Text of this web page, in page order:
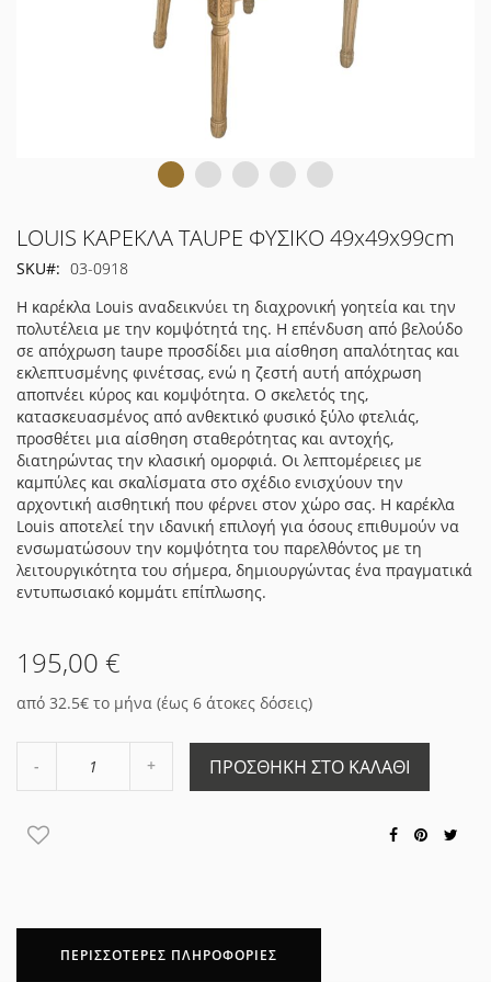
Μετάβαση
αρχή
της
συλλογής
εικόνων
LOUIS ΚΑΡΕΚΛΑ TAUPE ΦΥΣΙΚΟ 49x49x99cm
SKU
03-0918
Η καρέκλα Louis αναδεικνύει τη διαχρονική γοητεία και την
πολυτέλεια με την κομψότητά της. Η επένδυση από βελούδο
σε απόχρωση taupe προσδίδει μια αίσθηση απαλότητας και
εκλεπτυσμένης φινέτσας, ενώ η ζεστή αυτή απόχρωση
αποπνέει κύρος και κομψότητα. Ο σκελετός της,
κατασκευασμένος από ανθεκτικό φυσικό ξύλο φτελιάς,
προσθέτει μια αίσθηση σταθερότητας και αντοχής,
διατηρώντας την κλασική ομορφιά. Οι λεπτομέρειες με
καμπύλες και σκαλίσματα στο σχέδιο ενισχύουν την
αρχοντική αισθητική που φέρνει στον χώρο σας. Η καρέκλα
Louis αποτελεί την ιδανική επιλογή για όσους επιθυμούν να
ενσωματώσουν την κομψότητα του παρελθόντος με τη
λειτουργικότητα του σήμερα, δημιουργώντας ένα πραγματικά
εντυπωσιακό κομμάτι επίπλωσης.
195,00 €
από 32.5€ το μήνα (έως 6 άτοκες δόσεις)
κατά
1
Αύξηση
ΠΡΟΣΘΉΚΗ ΣΤΟ ΚΑΛΆΘΙ
ΠΕΡΙΣΣΌΤΕΡΕΣ ΠΛΗΡΟΦΟΡΊΕΣ